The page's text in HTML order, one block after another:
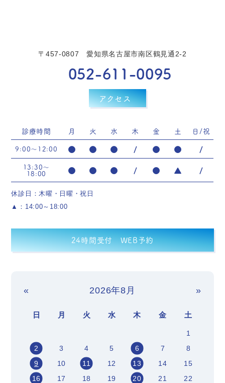
〒457-0807 愛知県名古屋市南区鶴見通2-2
052-611-0095
アクセス
診療時間 月 火 水 木 金 土 日/祝
9:00〜12:00 ● ● ● / ● ● /
13:30〜
18:00 ● ● ● / ● ▲ /
休診日：木曜・日曜・祝日
▲：14:00～18:00
24時間受付 WEB予約
« 2026年8月 »
日 月 火 水 木 金 土
1
2
3 4 5 6 7
8
9
10 11 12 13 14
15
16
17 18 19 20 21
22